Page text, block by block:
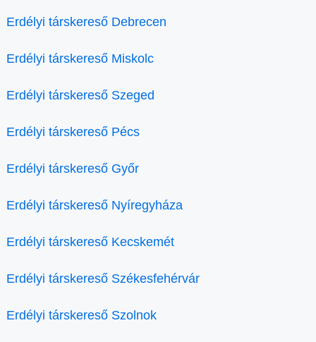
Erdélyi társkereső Debrecen
Erdélyi társkereső Miskolc
Erdélyi társkereső Szeged
Erdélyi társkereső Pécs
Erdélyi társkereső Győr
Erdélyi társkereső Nyíregyháza
Erdélyi társkereső Kecskemét
Erdélyi társkereső Székesfehérvár
Erdélyi társkereső Szolnok